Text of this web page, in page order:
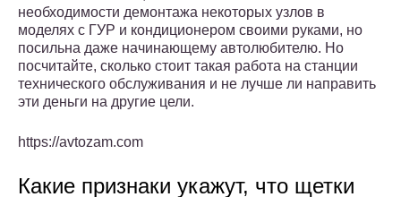
необходимости демонтажа некоторых узлов в
моделях с ГУР и кондиционером своими руками, но
посильна даже начинающему автолюбителю. Но
посчитайте, сколько стоит такая работа на станции
технического обслуживания и не лучше ли направить
эти деньги на другие цели.
https://avtozam.com
Какие признаки укажут, что щетки